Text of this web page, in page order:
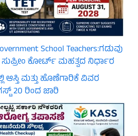
School Teachers:ಗಡುವು
ಸುಪ್ರೀಂ ಕೋರ್ಟ್ ಮಹತ್ವದ ನಿರ್ಧಾರ
ಆಸ್ತಿ ಮತ್ತು ಹೊಣೆಗಾರಿಕೆ ವಿವರ
20 ರಿಂದ ಜಾರಿ